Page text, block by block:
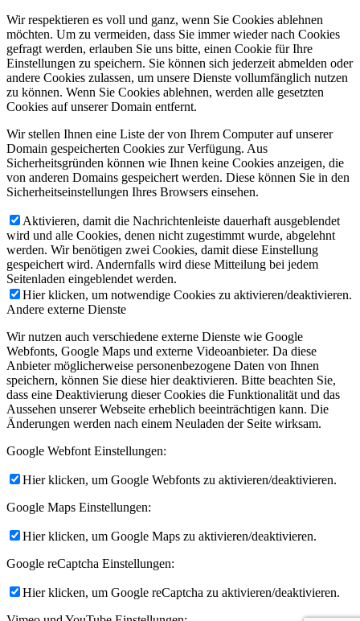
Wir respektieren es voll und ganz, wenn Sie Cookies ablehnen
möchten. Um zu vermeiden, dass Sie immer wieder nach Cookies
gefragt werden, erlauben Sie uns bitte, einen Cookie für Ihre
Einstellungen zu speichern. Sie können sich jederzeit abmelden oder
andere Cookies zulassen, um unsere Dienste vollumfänglich nutzen
zu können. Wenn Sie Cookies ablehnen, werden alle gesetzten
Cookies auf unserer Domain entfernt.
Wir stellen Ihnen eine Liste der von Ihrem Computer auf unserer
Domain gespeicherten Cookies zur Verfügung. Aus
Sicherheitsgründen können wie Ihnen keine Cookies anzeigen, die
von anderen Domains gespeichert werden. Diese können Sie in den
Sicherheitseinstellungen Ihres Browsers einsehen.
Aktivieren, damit die Nachrichtenleiste dauerhaft ausgeblendet
wird und alle Cookies, denen nicht zugestimmt wurde, abgelehnt
werden. Wir benötigen zwei Cookies, damit diese Einstellung
gespeichert wird. Andernfalls wird diese Mitteilung bei jedem
Seitenladen eingeblendet werden.
Hier klicken, um notwendige Cookies zu aktivieren/deaktivieren.
Andere externe Dienste
Wir nutzen auch verschiedene externe Dienste wie Google
Webfonts, Google Maps und externe Videoanbieter. Da diese
Anbieter möglicherweise personenbezogene Daten von Ihnen
speichern, können Sie diese hier deaktivieren. Bitte beachten Sie,
dass eine Deaktivierung dieser Cookies die Funktionalität und das
Aussehen unserer Webseite erheblich beeinträchtigen kann. Die
Änderungen werden nach einem Neuladen der Seite wirksam.
Google Webfont Einstellungen:
Hier klicken, um Google Webfonts zu aktivieren/deaktivieren.
Google Maps Einstellungen:
Hier klicken, um Google Maps zu aktivieren/deaktivieren.
Google reCaptcha Einstellungen:
Hier klicken, um Google reCaptcha zu aktivieren/deaktivieren.